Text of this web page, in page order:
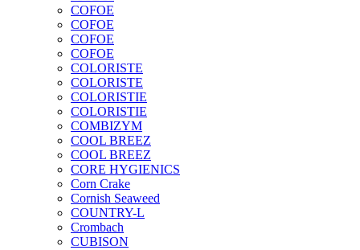
COFOE
COFOE
COFOE
COFOE
COLORISTE
COLORISTE
COLORISTIE
COLORISTIE
COMBIZYM
COOL BREEZ
COOL BREEZ
CORE HYGIENICS
Corn Crake
Cornish Seaweed
COUNTRY-L
Crombach
CUBISON